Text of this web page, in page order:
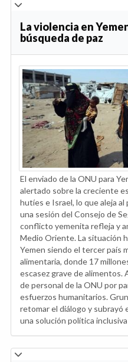
La violencia en
búsqueda de paz
El enviado de la ONU para
alertado sobre la creciente
hutíes e Israel, lo que aleja al
una sesión del Consejo de
conflicto yemenita refleja y
Medio Oriente. La situación
Yemen siendo el tercer país
alimentaria, donde 17
escasez grave de alimentos.
de personal de la ONU por
esfuerzos humanitarios.
retomar el diálogo y subrayó
una solución política